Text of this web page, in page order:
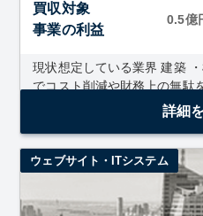
買収対象
事業の利益
0.5億
現状想定している業界 建築
でコスト削減や財務上の無駄
り、価格交渉上優位に立てる
詳細
ウェブサイト・ITシステム